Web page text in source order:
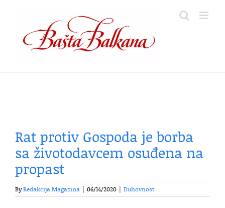
content
Rat protiv Gospoda je borba
sa životodavcem osuđena na
propast
ByRedakcija Magazina 06/14/2020 Duhovnost